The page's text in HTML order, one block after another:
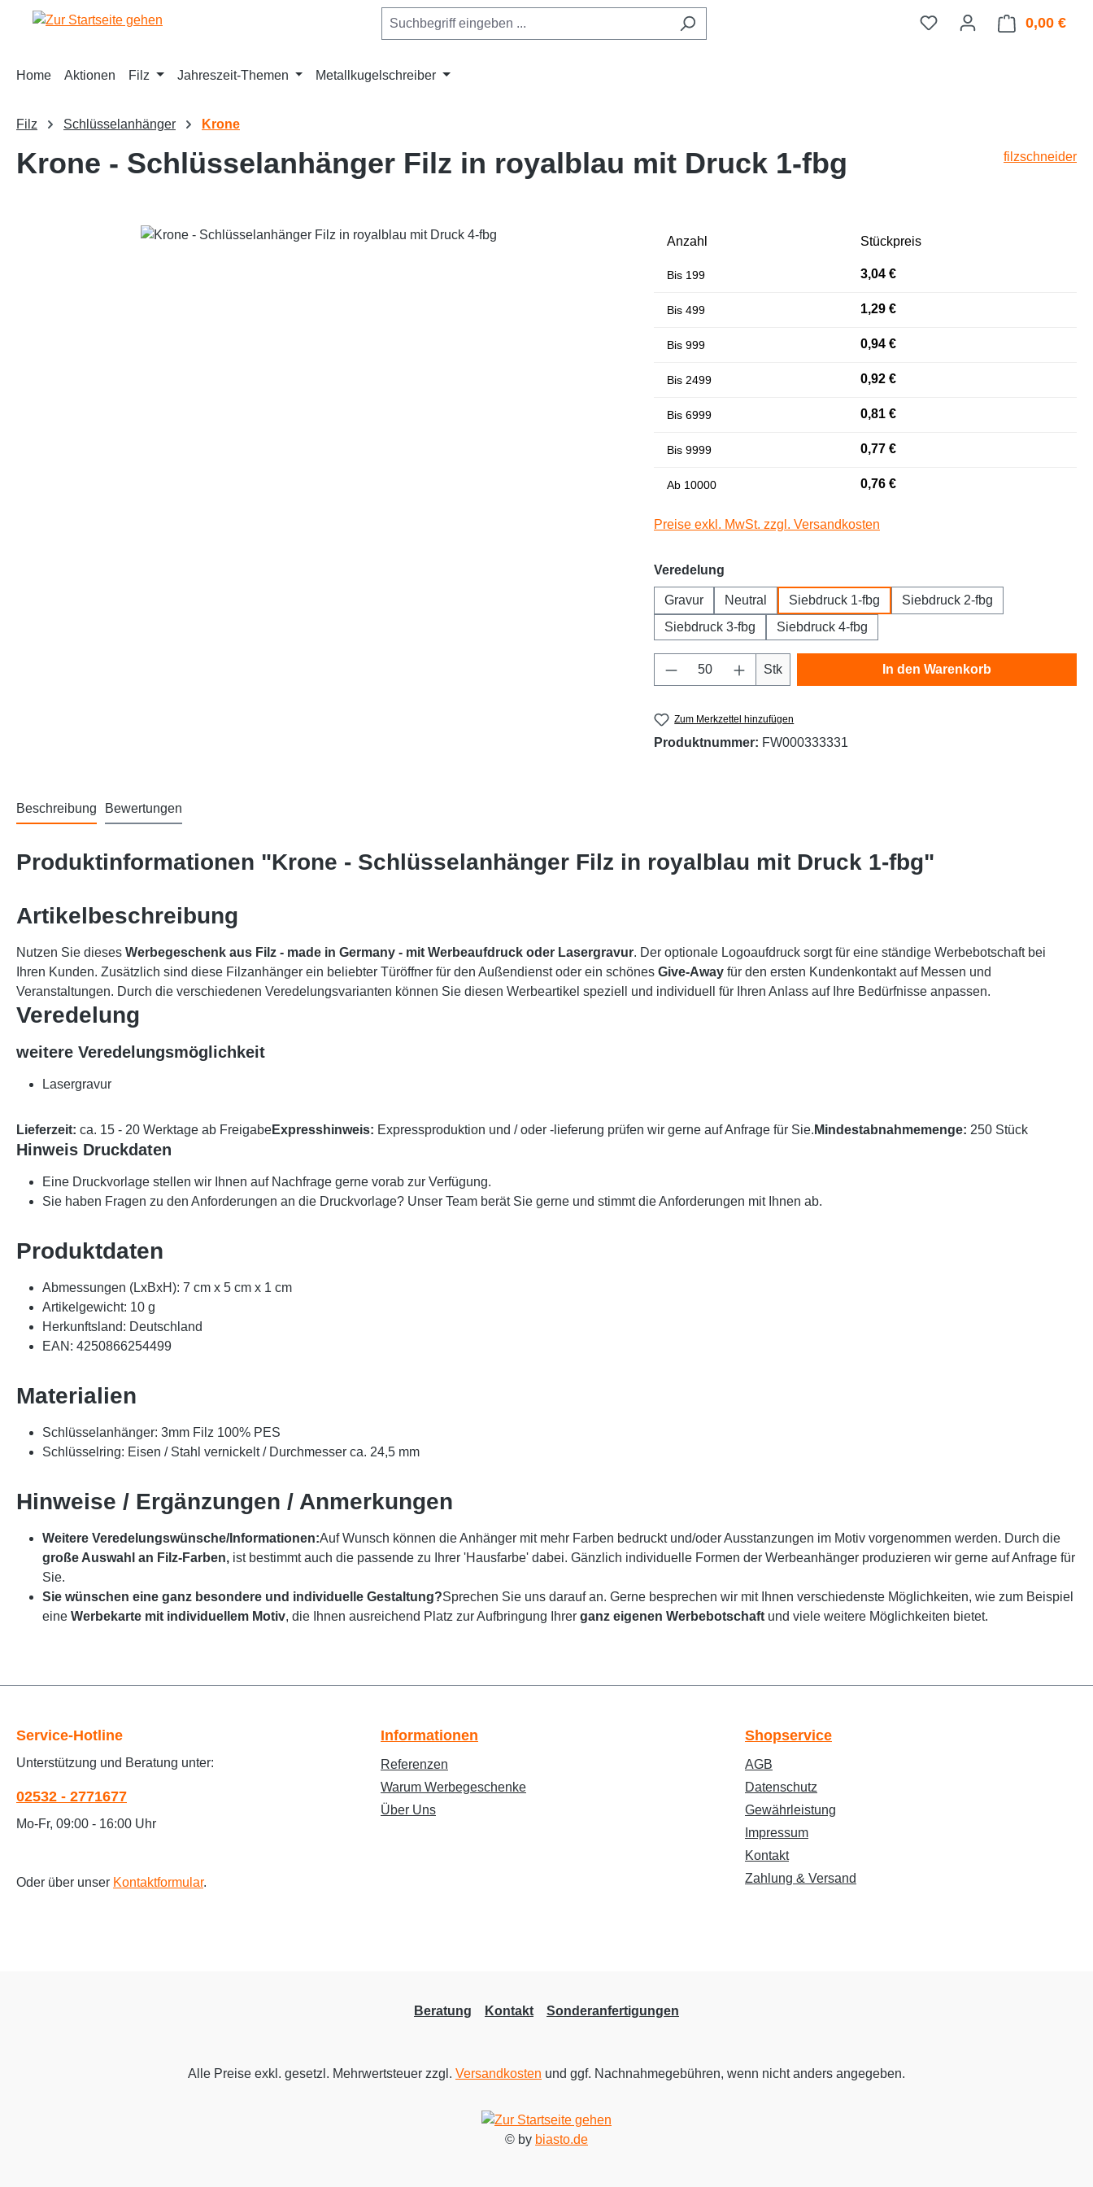
Zur Hauptnavigation springen 0,00 €
Home Aktionen Filz Jahreszeit-Themen Metallkugelschreiber
Filz Schlüsselanhänger Krone
Krone - Schlüsselanhänger Filz in royalblau mit Druck 1-fbg filzschneider
Bildergalerie überspringen
Anzahl Stückpreis
Bis 199 3,04 €
Bis 499 1,29 €
Bis 999 0,94 €
Bis 2499 0,92 €
Bis 6999 0,81 €
Bis 9999 0,77 €
Ab 10000 0,76 €
Preise exkl. MwSt. zzgl. Versandkosten
Veredelung
Gravur Neutral Siebdruck 1-fbg
Siebdruck 2-fbg
Siebdruck 3-fbg
Siebdruck 4-fbg
Produkt Anzahl: Gib den gewünschten Wert ein
Stk In den Warenkorb
Zum Merkzettel hinzufügen
Produktnummer: FW000333331
Beschreibung Bewertungen
Produktinformationen "Krone - Schlüsselanhänger Filz in royalblau mit Druck 1-fbg"
Artikelbeschreibung
Nutzen Sie dieses Werbegeschenk aus Filz - made in Germany - mit Werbeaufdruck oder Lasergravur. Der optionale Logoaufdruck sorgt für eine ständige Werbebotschaft bei
Ihren Kunden. Zusätzlich sind diese Filzanhänger ein beliebter Türöffner für den Außendienst oder ein schönes Give-Away für den ersten Kundenkontakt auf Messen und
Veranstaltungen. Durch die verschiedenen Veredelungsvarianten können Sie diesen Werbeartikel speziell und individuell für Ihren Anlass auf Ihre Bedürfnisse anpassen.
Veredelung
weitere Veredelungsmöglichkeit
Lasergravur
Lieferzeit: ca. 15 - 20 Werktage ab FreigabeExpresshinweis: Expressproduktion und / oder -lieferung prüfen wir gerne auf Anfrage für Sie. Mindestabnahmemenge: 250 Stück
Hinweis Druckdaten
Eine Druckvorlage stellen wir Ihnen auf Nachfrage gerne vorab zur Verfügung.
Sie haben Fragen zu den Anforderungen an die Druckvorlage? Unser Team berät Sie gerne und stimmt die Anforderungen mit Ihnen ab.
Produktdaten
Abmessungen (LxBxH): 7 cm x 5 cm x 1 cm
Artikelgewicht: 10 g
Herkunftsland: Deutschland
EAN: 4250866254499
Materialien
Schlüsselanhänger: 3mm Filz 100% PES
Schlüsselring: Eisen / Stahl vernickelt / Durchmesser ca. 24,5 mm
Hinweise / Ergänzungen / Anmerkungen
Weitere Veredelungswünsche/Informationen:Auf Wunsch können die Anhänger mit mehr Farben bedruckt und/oder Ausstanzungen im Motiv vorgenommen werden. Durch die
große Auswahl an Filz-Farben, ist bestimmt auch die passende zu Ihrer 'Hausfarbe' dabei. Gänzlich individuelle Formen der Werbeanhänger produzieren wir gerne auf Anfrage für
Sie.
Sie wünschen eine ganz besondere und individuelle Gestaltung?Sprechen Sie uns darauf an. Gerne besprechen wir mit Ihnen verschiedenste Möglichkeiten, wie zum Beispiel
eine Werbekarte mit individuellem Motiv, die Ihnen ausreichend Platz zur Aufbringung Ihrer ganz eigenen Werbebotschaft und viele weitere Möglichkeiten bietet.
Service-Hotline
Unterstützung und Beratung unter:
02532 - 2771677
Mo-Fr, 09:00 - 16:00 Uhr
Oder über unser Kontaktformular.
Informationen
Referenzen
Warum Werbegeschenke
Über Uns
Shopservice
AGB
Datenschutz
Gewährleistung
Impressum
Kontakt
Zahlung & Versand
Beratung Kontakt Sonderanfertigungen
Alle Preise exkl. gesetzl. Mehrwertsteuer zzgl. Versandkosten und ggf. Nachnahmegebühren, wenn nicht anders angegeben.
© by biasto.de
Großer Cursor